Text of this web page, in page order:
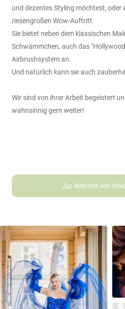
und dezentes Styling möchtest, oder
riesengroßen Wow-Auftritt.
Sie bietet neben dem klassischen
Schwämmchen, auch das
Airbrushsystem an.
Und natürlich kann sie auch
Wir sind von ihrer Arbeit begeistert
wahnsinnig gern weiter!
Zur Website von